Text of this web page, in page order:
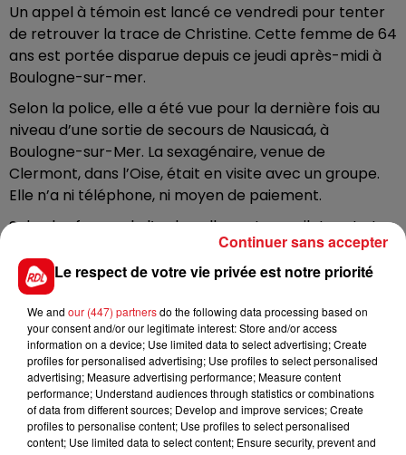
Un appel à témoin est lancé ce vendredi pour tenter
de retrouver la trace de Christine. Cette femme de 64
ans est portée disparue depuis ce jeudi après-midi à
Boulogne-sur-mer.
Selon la police, elle a été vue pour la dernière fois au
niveau d’une sortie de secours de Nausicaá, à
Boulogne-sur-Mer. La sexagénaire, venue de
Clermont, dans l’Oise, était en visite avec un groupe.
Elle n’a ni téléphone, ni moyen de paiement.
Selon les forces de l’ordre, elle porte un gilet vert et
un sac à dos noir, et mesure environ 1,75 m.
Toute personne ayant la moindre information est
priée de contacter le commissariat de Boulogne-sur-
Mer au03 21 99 48 12 ou au 03 21 99 48 48.
FIL D'ACTUS
Le respect de votre vie privée est notre priorité
We and our (447) partnersdo the following data processing based on
your consent and/or our legitimate interest: Store and/or access
information on a device; Use limited data to select advertising; Create
profiles for personalised advertising; Use profiles to select personalised
advertising; Measure advertising performance; Measure content
performance; Understand audiences through statistics or combinations
of data from different sources; Develop and improve services; Create
profiles to personalise content; Use profiles to select personalised
content; Use limited data to select content; Ensure security, prevent and
Continuer sans accepter